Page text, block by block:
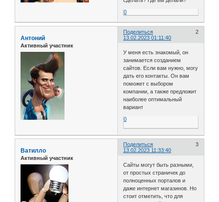
0
Поделиться
2
13.02.2023 01:11:40
Антоний
Активный участник
У меня есть знакомый, он
занимается созданием
сайтов. Если вам нужно, могу
дать его контакты. Он вам
поможет с выбором
компании, а также предложит
наиболее оптимальный
вариант
0
Поделиться
3
13.02.2023 11:33:40
Ватилло
Активный участник
Сайты могут быть разными,
от простых страничек до
полноценных порталов и
даже интернет магазинов. Но
стоит отметить, что для